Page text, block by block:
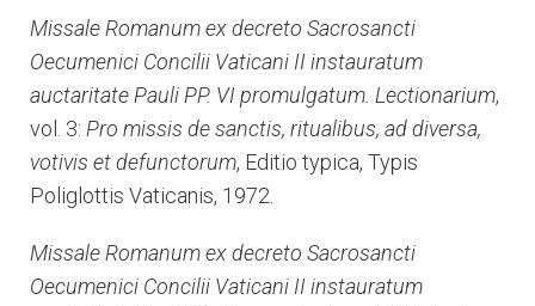
Missale Romanum ex decreto Sacrosancti
Oecumenici Concilii Vaticani II instauratum
auctaritate Pauli PP. VI promulgatum. Lectionarium,
vol. 3: Pro missis de sanctis, ritualibus, ad diversa,
votivis et defunctorum, Editio typica, Typis
Poliglottis Vaticanis, 1972.
Missale Romanum ex decreto Sacrosancti
Oecumenici Concilii Vaticani II instauratum